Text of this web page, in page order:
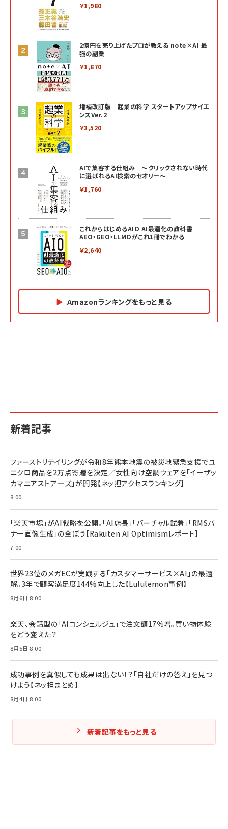
￥1,980
2億円を売り上げたプロが教える note×AI 最
強の副業
￥1,870
増補改訂版 起業の科学 スタートアップサイエ
ンスVer.2
￥3,520
AIで集客する仕組み ～クリックされない時代
に選ばれるAI検索のセオリー～
￥1,760
これからはじめるAIO AI最適化の教科書
AEO・GEO・LLMOがこれ1冊でわかる
￥2,640
Amazonランキングをもっと見る
2億円を売り上げたプロが教える note×AI 最強の
小さな会社は戦略が9割
￥1,815
マーケティングの真実 P&G・グリコで学んだ失敗
￥2,200
anan(アンアン)2026/07/01号 No.2501[魅せる
anan(アンアン)2026/06/24号 No.2500増刊
anan(アンアン)2026/07/08号 No.2502[2026
年後半、あなたの恋と運命／山田涼介]
￥880
ママ投資家が育休中に１億貯めた株式投資
￥1,870
￥1,980
ベインキャピタル 企業価値向上力の秘密
ルな本質」
￥2,750
フィードバック経営 「沈黙の組織」から「高め合う
Amazonランキングをもっと見る
新着記事
ファーストリテイリングが令和8年熊本地震の被災地緊急支援でユ
ニクロ商品を2万点寄贈を決定／女性向け空調ウェアを「イーザッ
カマニアストア―ズ」が開発【ネッ担アクセスランキング】
8:00
「楽天市場」がAI戦略を公開。「AI店長」「バーチャル試着」「RMSバ
ナー画像生成」の全ぼう【Rakuten AI Optimismレポート】
7:00
世界23位のメガECが実践する「カスタマーサービス×AI」の最適
解。3年で顧客満足度144%向上した【Lululemon事例】
8月6日 8:00
楽天、会話型の「AIコンシェルジュ」で注文額17％増。買い物体験
をどう変えた？
8月5日 8:00
成功事例を真似しても成果は出ない！？「自社だけの答え」を見つ
けよう【ネッ担まとめ】
8月4日 8:00
新着記事をもっと見る